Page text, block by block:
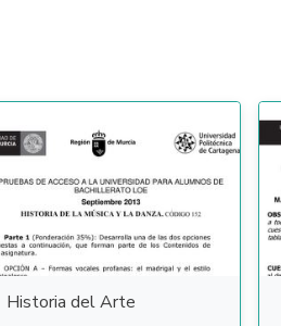
Historia del Arte